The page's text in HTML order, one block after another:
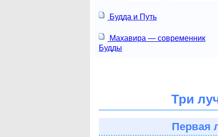
Будда и Путь
Махавира — современник
Будды
Три
Первая